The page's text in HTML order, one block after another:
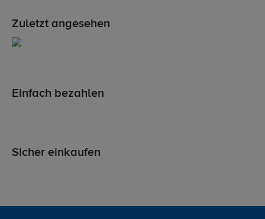
Zuletzt angesehen
Einfach bezahlen
Sicher einkaufen